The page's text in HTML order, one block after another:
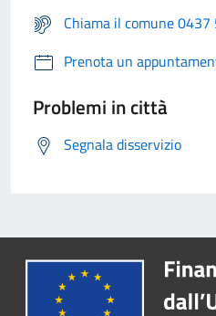
Chiama il comune
Prenota un
Problemi in città
Segnala disservizio